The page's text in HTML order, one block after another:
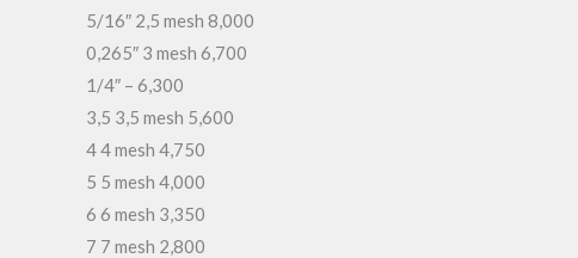
5/16″ 2,5 mesh 8,000
0,265″ 3 mesh 6,700
1/4″ – 6,300
3,5 3,5 mesh 5,600
4 4 mesh 4,750
5 5 mesh 4,000
6 6 mesh 3,350
7 7 mesh 2,800